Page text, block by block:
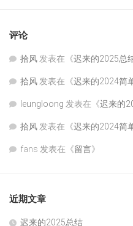
评论
拾风 发表在《迟来的2025总
拾风 发表在《迟来的2024简
leungloong 发表在《迟来的
拾风 发表在《迟来的2024简
fans 发表在《留言》
近期文章
迟来的2025总结